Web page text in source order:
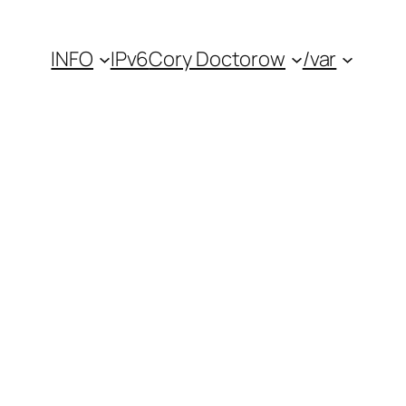
INFO IPv6Cory Doctorow /var